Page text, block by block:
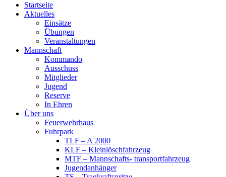
Startseite
Aktuelles
Einsätze
Übungen
Veranstaltungen
Mannschaft
Kommando
Ausschuss
Mitglieder
Jugend
Reserve
In Ehren
Über uns
Feuerwehrhaus
Fuhrpark
TLF – A 2000
KLF – Kleinlöschfahrzeug
MTF – Mannschafts- transportfahrzeug
Jugendanhänger